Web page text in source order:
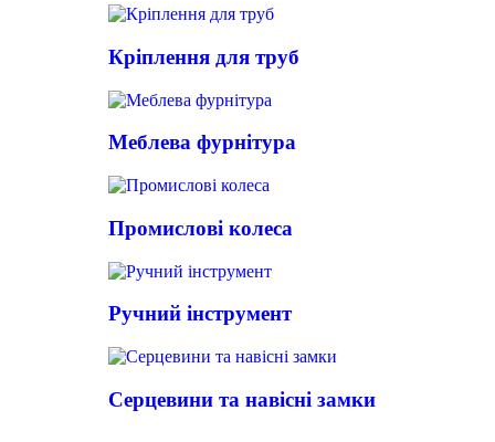
Кріплення для труб
Меблева фурнітура
Промислові колеса
Ручний інструмент
Серцевини та навісні замки